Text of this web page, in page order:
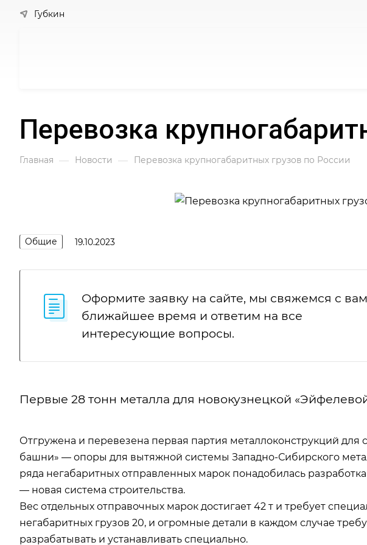
Губкин
Перевозка
Главная — Новости — Перевозка крупногабаритных грузов по России
Общие 19.10.2023
Оформите заявку на сайте, мы свяжемся с
ближайшее время и ответим на все
интересующие вопросы.
Первые 28 тонн металла для новокузнецкой
Отгружена и перевезена первая партия металлоконструкций для
башни» — опоры для вытяжной системы Западно-Сибирского
ряда негабаритных отправленных марок понадобилась
— новая система строительства.
Вес отдельных отправочных марок достигает 42 т и требует
негабаритных грузов 20, и огромные детали в каждом случае
разрабатывать и устанавливать специально.